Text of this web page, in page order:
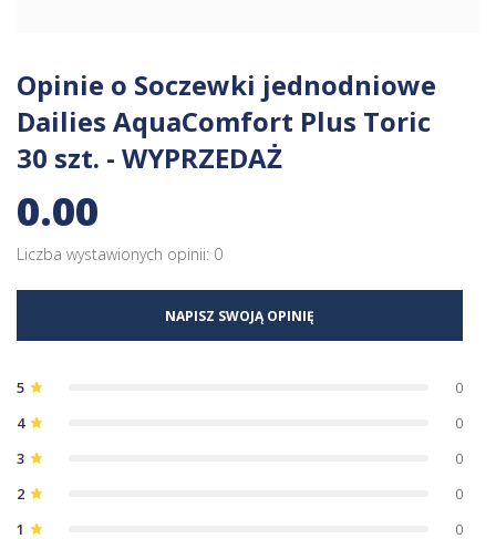
Opinie o Soczewki jednodniowe
Dailies AquaComfort Plus Toric
30 szt. - WYPRZEDAŻ
0.00
Liczba wystawionych opinii: 0
NAPISZ SWOJĄ OPINIĘ
5 star
0
4 star
0
3 star
0
2 star
0
1 star 0